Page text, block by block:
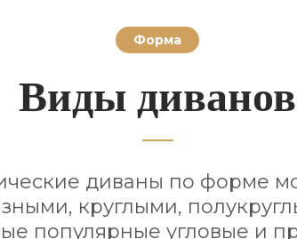
Форма
Виды диванов
диваны по форме
круглыми,
популярные угловые и